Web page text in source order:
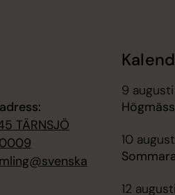
TÄRNSJÖ
9 augusti
10
12